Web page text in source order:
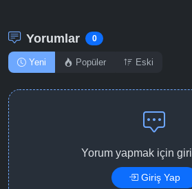
Yorumlar 0
Yeni Popüler Eski
Yorum yapmak için
Giriş Yap